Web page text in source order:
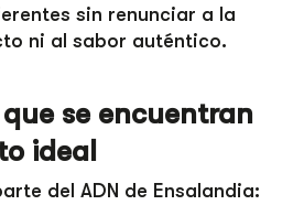
sin renunciar a la
ni al sabor auténtico.
se encuentran
ideal
del ADN de Ensalandia: